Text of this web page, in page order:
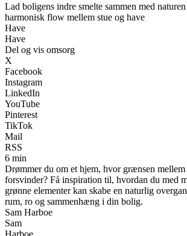
Lad boligens indre smelte sammen med
harmonisk flow mellem stue og have
Have
Have
Del og vis omsorg
X
Facebook
Instagram
LinkedIn
YouTube
Pinterest
TikTok
Mail
RSS
6 min
Drømmer du om et hjem, hvor grænsen
forsvinder? Få inspiration til, hvordan du med
grønne elementer kan skabe en naturlig
rum, ro og sammenhæng i din bolig.
Sam Harboe
Sam
Harboe